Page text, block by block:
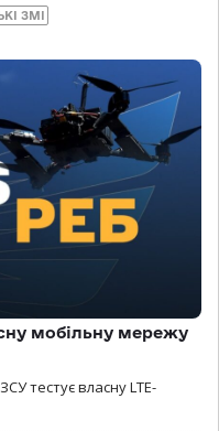
ЗМІ
мобільну мережу
тестує власну LTE-